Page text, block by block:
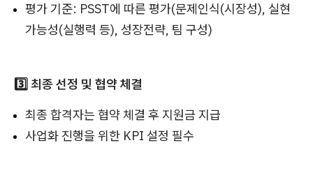
평가 기준: PSST에 따른 평가(문제인식(시장성), 실현
가능성(실행력 등), 성장전략, 팀 구성)
3️⃣ 최종 선정 및 협약 체결
최종 합격자는 협약 체결 후 지원금 지급
사업화 진행을 위한 KPI 설정 필수